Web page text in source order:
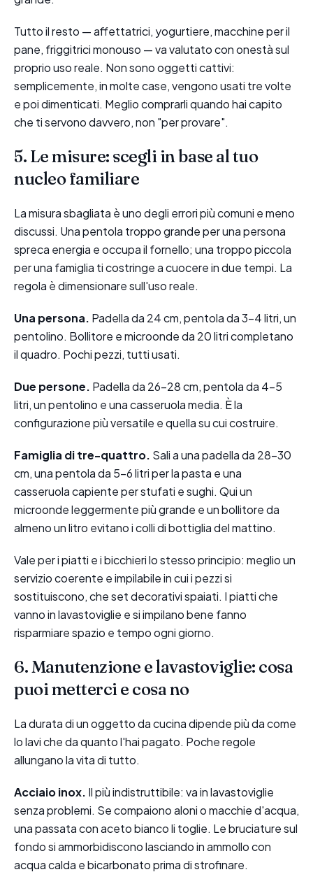
Tutto il resto — affettatrici, yogurtiere, macchine per il
pane, friggitrici monouso — va valutato con onestà sul
proprio uso reale. Non sono oggetti cattivi:
semplicemente, in molte case, vengono usati tre volte
e poi dimenticati. Meglio comprarli quando hai capito
che ti servono davvero, non "per provare".
5. Le misure: scegli in base al tuo
nucleo familiare
La misura sbagliata è uno degli errori più comuni e meno
discussi. Una pentola troppo grande per una persona
spreca energia e occupa il fornello; una troppo piccola
per una famiglia ti costringe a cuocere in due tempi. La
regola è dimensionare sull'uso reale.
Una persona. Padella da 24 cm, pentola da 3-4 litri, un
pentolino. Bollitore e microonde da 20 litri completano
il quadro. Pochi pezzi, tutti usati.
Due persone. Padella da 26-28 cm, pentola da 4-5
litri, un pentolino e una casseruola media. È la
configurazione più versatile e quella su cui costruire.
Famiglia di tre-quattro. Sali a una padella da 28-30
cm, una pentola da 5-6 litri per la pasta e una
casseruola capiente per stufati e sughi. Qui un
microonde leggermente più grande e un bollitore da
almeno un litro evitano i colli di bottiglia del mattino.
Vale per i piatti e i bicchieri lo stesso principio: meglio un
servizio coerente e impilabile in cui i pezzi si
sostituiscono, che set decorativi spaiati. I piatti che
vanno in lavastoviglie e si impilano bene fanno
risparmiare spazio e tempo ogni giorno.
6. Manutenzione e lavastoviglie: cosa
puoi metterci e cosa no
La durata di un oggetto da cucina dipende più da come
lo lavi che da quanto l'hai pagato. Poche regole
allungano la vita di tutto.
Acciaio inox. Il più indistruttibile: va in lavastoviglie
senza problemi. Se compaiono aloni o macchie d'acqua,
una passata con aceto bianco li toglie. Le bruciature sul
fondo si ammorbidiscono lasciando in ammollo con
acqua calda e bicarbonato prima di strofinare.